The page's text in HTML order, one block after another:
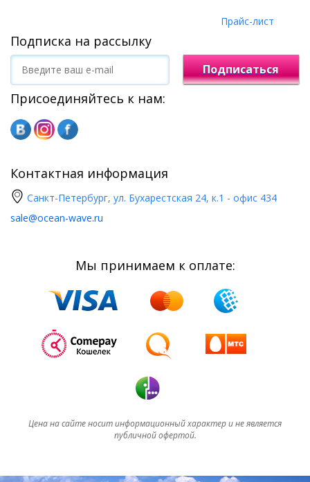
Прайс-лист
Подписка на рассылку
Подписаться
Присоединяйтесь к нам:
Контактная информация
Санкт-Петербург, ул. Бухарестская 24, к.1 - офис 434
sale@ocean-wave.ru
Мы принимаем к оплате:
Цена на сайте носит информационный характер и не является
публичной офертой.